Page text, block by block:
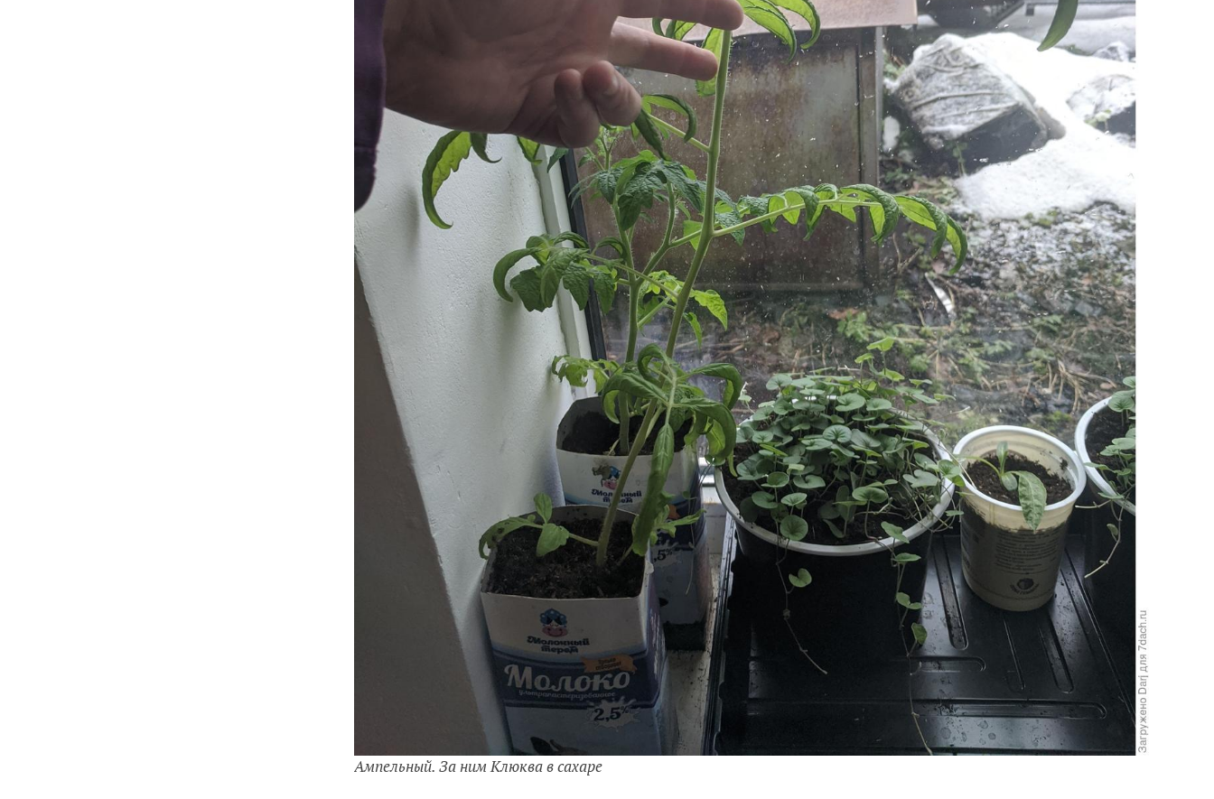
Ампельный. За ним Клюква в сахаре